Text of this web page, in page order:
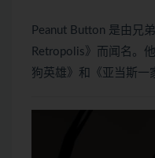
Peanut Button 是由兄
Retropolis》而闻名。
狗英雄》和《亚当斯一